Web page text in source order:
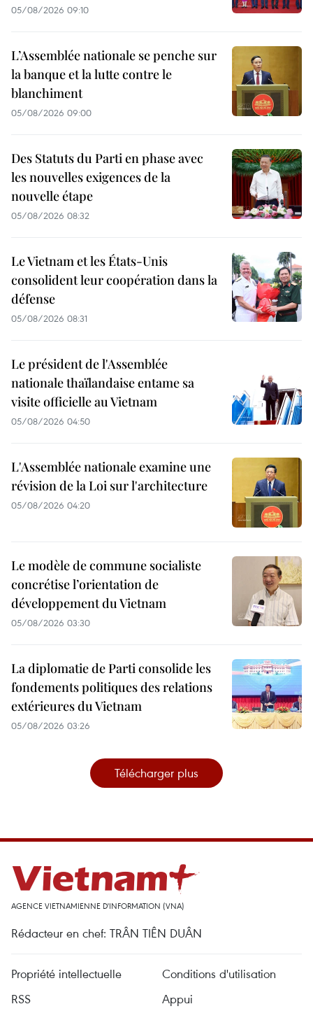
05/08/2026 09:10
L’Assemblée nationale se penche sur
la banque et la lutte contre le
blanchiment
05/08/2026 09:00
Des Statuts du Parti en phase avec
les nouvelles exigences de la
nouvelle étape
05/08/2026 08:32
Le Vietnam et les États-Unis
consolident leur coopération dans la
défense
05/08/2026 08:31
Le président de l'Assemblée
nationale thaïlandaise entame sa
visite officielle au Vietnam
05/08/2026 04:50
L'Assemblée nationale examine une
révision de la Loi sur l'architecture
05/08/2026 04:20
Le modèle de commune socialiste
concrétise l’orientation de
développement du Vietnam
05/08/2026 03:30
La diplomatie de Parti consolide les
fondements politiques des relations
extérieures du Vietnam
05/08/2026 03:26
Télécharger plus
AGENCE VIETNAMIENNE D'INFORMATION (VNA)
Rédacteur en chef: TRÂN TIÊN DUÂN
Propriété intellectuelle
Conditions d'utilisation
RSS
Appui